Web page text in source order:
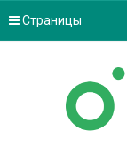
Страницы